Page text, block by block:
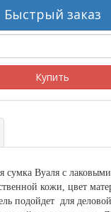
Быстрый заказ
Купить
сумка Вуаля с
кожи, цвет
подойдет для